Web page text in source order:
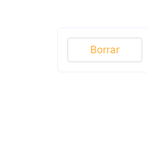
Borrar